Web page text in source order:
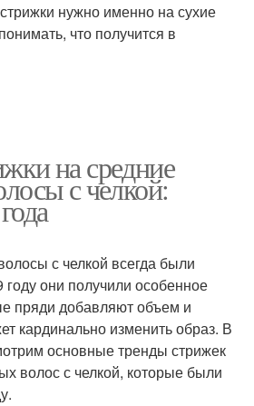
нужно именно на сухие
что получится в
на средние
с челкой:
с челкой всегда были
они получили особенное
пряди добавляют объем и
кардинально изменить образ. В
основные тренды стрижек
волос с челкой, которые были